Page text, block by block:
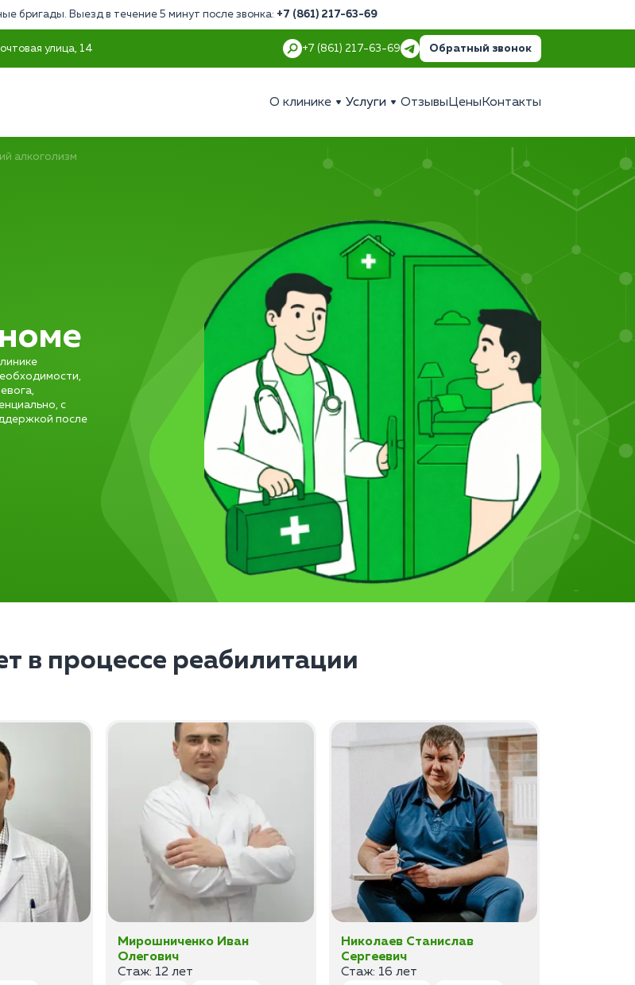
бригады. Выезд в течение 5 минут после звонка: +7 (861) 217-63-69
улица, 14 +7 (861) 217-63-69 Обратный звонок
О клинике Услуги Отзывы Цены Контакты
алкоголизм
с
после
в процессе реабилитации
Мирошниченко Иван
Олегович
Стаж: 12 лет
Николаев Станислав
Сергеевич
Стаж: 16 лет